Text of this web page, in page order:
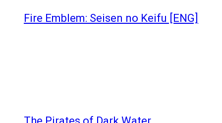
Fire Emblem: Seisen no Keifu [ENG]